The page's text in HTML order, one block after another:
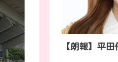
【朗報】平